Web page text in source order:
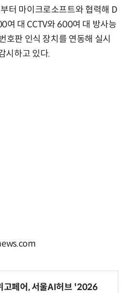
터 마이크로소프트와 협력해 D
여 대 CCTV와 600여 대 방사능
호판 인식 장치를 연동해 실시
시하고 있다.
고페어, 서울AI허브 '2026